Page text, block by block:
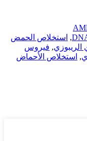
, استخلاص الحمض
, فيروس
, استخلاص الأحماض